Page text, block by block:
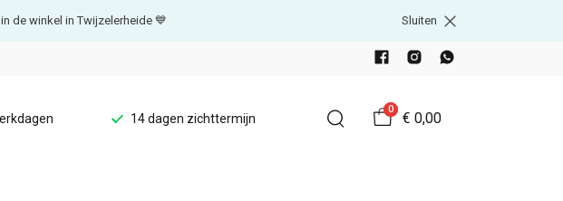
de winkel in Twijzelerheide 💙 Sluiten
14 dagen zichttermijn
0
€ 0,00